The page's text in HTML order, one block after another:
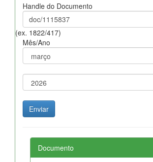
Handle do Documento
(ex. 1822/417)
Mês/Ano
Documento